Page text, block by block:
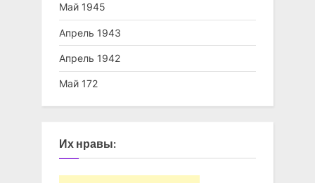
Май 1945
Апрель 1943
Апрель 1942
Май 172
Их нравы: